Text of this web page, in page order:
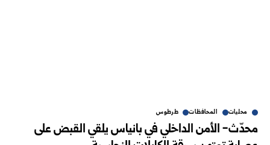
محليات المحافظات طرطوس
محدّث- الأمن الداخلي في بانياس يلقي القبض على